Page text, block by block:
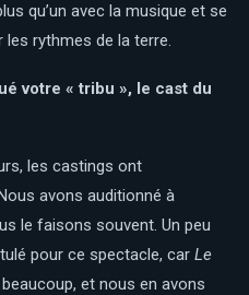
qu’un avec la musique et se
rythmes de la terre.
votre « tribu », le cast du
les castings ont
avons auditionné à
le faisons souvent. Un peu
pour ce spectacle, car Le
et nous en avons